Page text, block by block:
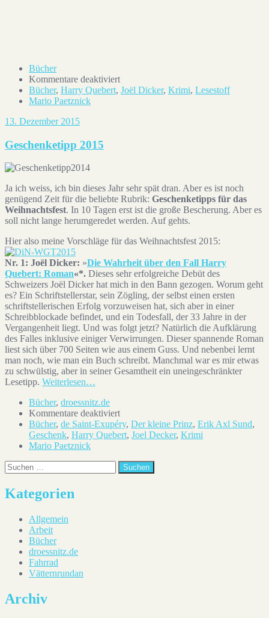
Bücher
Kommentare deaktiviertfür
Lesestoff
Bücher, Harry Quebert, Joël Dicker, Krimi, Lesestoff
Mario Paetznick
13. Dezember 2015
Geschenketipp 2015
Ja ich weiss, ich bin dieses Jahr sehr spät dran. Aber es ist noch
genügend Zeit für die beliebte Rubrik: Geschenketipps für das
Weihnachtsfest. In 10 Tagen erst ist die große Bescherung. Aber es
soll nicht lange herumgeredet werden. Auf gehts.
Hier also meine Vorschläge für das Weihnachtsfest 2015:
Nr. 1: Joël Dicker: »Die Wahrheit über den Fall Harry
Quebert: Roman«*. Dieses sehr erfolgreiche Debüt des
Schweizers Joël Dicker hat mich in den Bann gezogen. Worum geht
es? Ein Schriftstellerstar, sein Zögling, der selbst einen ersten
schriftstellerischen Erfolg vorzuweisen hat, sich aber in einer
Schreibblockade befindet, und ein Todesfall, der 33 Jahre in der
Vergangenheit liegt. Und was folgt jetzt? Natürlich die Aufklärung
des Falles inklusive einiger Verwirrungen. Dieser spannende Roman
liest sich über 700 Seiten wie aus einem Guss. Und nebenbei lernt
man noch, wie man ein Buch schreibt. Manchmal war es mir etwas
zu schwülstig, aber in seiner Gesamtheit ein uneingeschränkter
Lesetipp. Weiterlesen…
Bücher, droessnitz.de
Kommentare deaktiviertfür
Geschenketipp
2015
Bücher, de Saint-Exupéry, Der kleine Prinz, Erik Axl Sund,
Geschenk, Harry Quebert, Joel Decker, Krimi
Mario Paetznick
Suchen
Kategorien
Allgemein
Arbeit
Bücher
droessnitz.de
Fahrrad
Vätternrundan
Archiv